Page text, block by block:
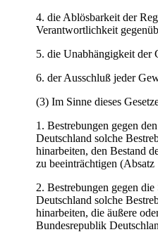
4. die Ablösbarkeit der
Verantwortlichkeit
5. die Unabhängigkeit der
6. der Ausschluß jeder
(3) Im Sinne dieses
1. Bestrebungen gegen
Deutschland solche
hinarbeiten, den Bestand
zu beeinträchtigen (Absatz
2. Bestrebungen gegen
Deutschland solche
hinarbeiten, die äußere
Bundesrepublik